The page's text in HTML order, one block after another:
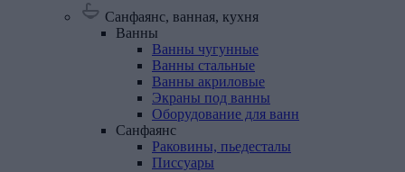
Санфаянс, ванная, кухня
Ванны
Ванны чугунные
Ванны стальные
Ванны акриловые
Экраны под ванны
Оборудование для ванн
Санфаянс
Раковины, пьедесталы
Писсуары